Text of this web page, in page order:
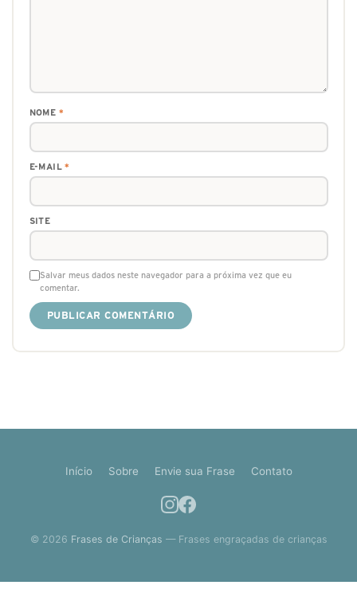
NOME *
E-MAIL*
SITE
Salvar meus dados neste navegador para a próxima vez que eu
comentar.
Início Sobre Envie sua Frase Contato
© 2026 Frases de Crianças — Frases engraçadas de crianças